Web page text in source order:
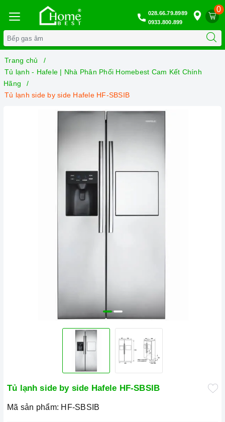
0
028.66.79.8989
0933.800.899
Trang chủ
Tủ lạnh - Hafele | Nhà Phân Phối Homebest Cam Kết Chính
Hãng
Tủ lạnh side by side Hafele HF-SBSIB
Tủ lạnh side by side Hafele HF-SBSIB
Mã sản phẩm: HF-SBSIB